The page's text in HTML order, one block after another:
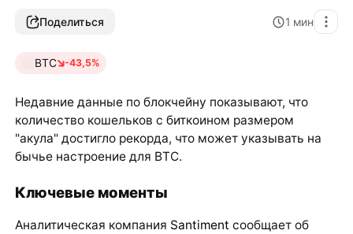
Поделиться 1 мин
BTC -43,5%
Недавние данные по блокчейну показывают, что
количество кошельков с биткоином размером
"акула" достигло рекорда, что может указывать на
бычье настроение для BTC.
Ключевые моменты
Аналитическая компания Santiment сообщает об